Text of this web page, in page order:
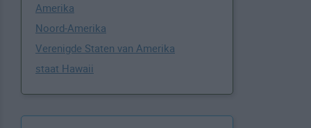
Amerika
Noord-Amerika
Verenigde Staten van Amerika
staat Hawaii